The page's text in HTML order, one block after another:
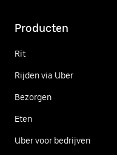
Producten
Rit
Rijden via Uber
Bezorgen
Eten
Uber voor bedrijven